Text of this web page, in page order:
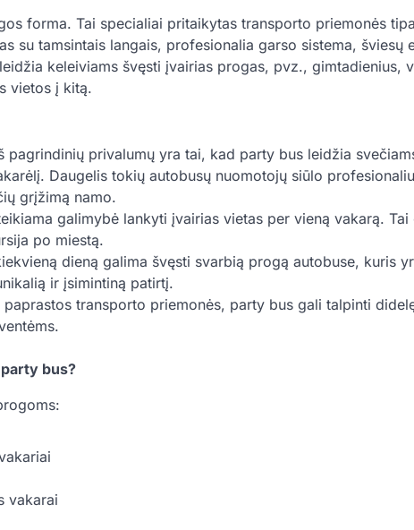
forma. Tai specialiai pritaikytas transporto priemonės
su tamsintais langais, profesionalia garso sistema, šviesų
keleiviams švęsti įvairias progas, pvz., gimtadienius,
vietos į kitą.
pagrindinių privalumų yra tai, kad party bus leidžia
Daugelis tokių autobusų nuomotojų siūlo
grįžimą namo.
galimybė lankyti įvairias vietas per vieną vakarą.
po miestą.
dieną galima švęsti svarbią progą autobuse, kuris
ir įsimintiną patirtį.
paprastos transporto priemonės, party bus gali talpinti
bus?
vakarai